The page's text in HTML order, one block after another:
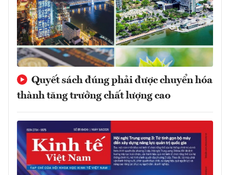
Quyết sách đúng phải được chuyển hóa
thành tăng trưởng chất lượng cao